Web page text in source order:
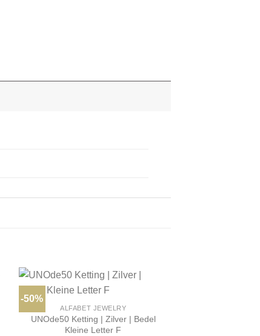
-50%
ALFABET JEWELRY
UNOde50 Ketting | Zilver | Bedel
Kleine Letter F